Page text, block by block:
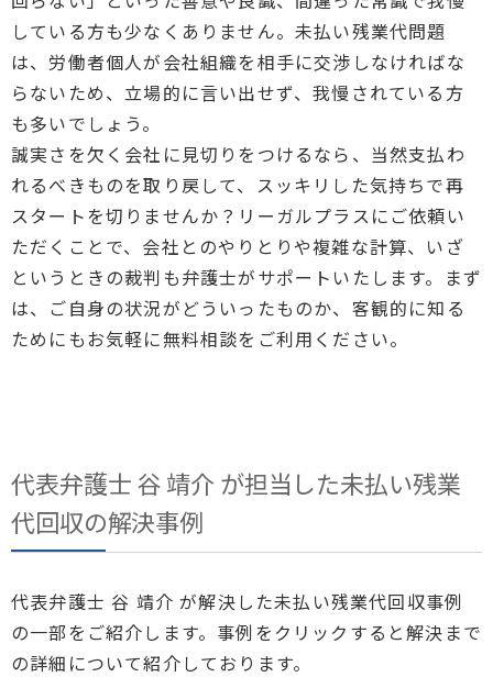
している方も少なくありません。未払い残業代問題
は、労働者個人が会社組織を相手に交渉しなければな
らないため、立場的に言い出せず、我慢されている方
も多いでしょう。
誠実さを欠く会社に見切りをつけるなら、当然支払わ
れるべきものを取り戻して、スッキリした気持ちで再
スタートを切りませんか？リーガルプラスにご依頼い
ただくことで、会社とのやりとりや複雑な計算、いざ
というときの裁判も弁護士がサポートいたします。まず
は、ご自身の状況がどういったものか、客観的に知る
ためにもお気軽に無料相談をご利用ください。
代表弁護士谷 靖介 が担当した未払い残業
代回収の解決事例
代表弁護士 谷 靖介 が解決した未払い残業代回収事例
の一部をご紹介します。事例をクリックすると解決まで
の詳細について紹介しております。